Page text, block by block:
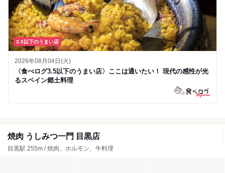
3.5以下のうまい店
2026年08月04日(火)
〈食べログ3.5以下のうまい店〉ここは通いたい！ 現代の感性が光
るスペイン郷土料理
焼肉 うしみつ一門 目黒店
目黒駅 255m / 焼肉、ホルモン、牛料理